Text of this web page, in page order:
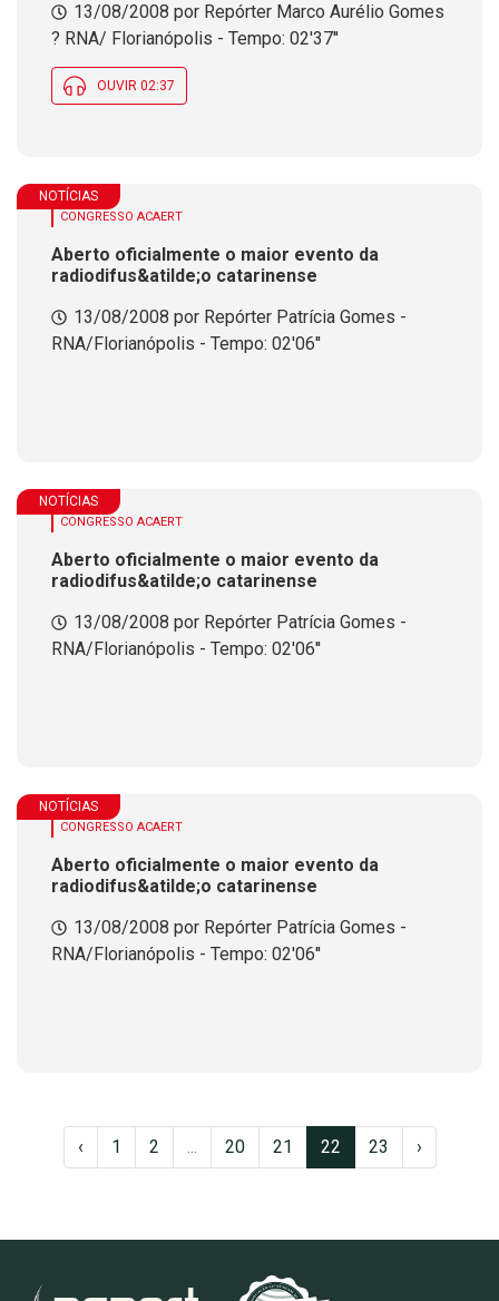
ser&atilde;o temas de painel<br />
13/08/2008 por Repórter Marco Aurélio Gomes
? RNA/ Florianópolis - Tempo: 02'37''
OUVIR 02:37
NOTÍCIAS
CONGRESSO ACAERT
Aberto oficialmente o maior evento da
radiodifus&atilde;o catarinense
13/08/2008 por Repórter Patrícia Gomes -
RNA/Florianópolis - Tempo: 02'06''
NOTÍCIAS
CONGRESSO ACAERT
Aberto oficialmente o maior evento da
radiodifus&atilde;o catarinense
13/08/2008 por Repórter Patrícia Gomes -
RNA/Florianópolis - Tempo: 02'06''
NOTÍCIAS
CONGRESSO ACAERT
Aberto oficialmente o maior evento da
radiodifus&atilde;o catarinense
13/08/2008 por Repórter Patrícia Gomes -
RNA/Florianópolis - Tempo: 02'06''
‹ 1 2 ... 20 21 22 23 ›